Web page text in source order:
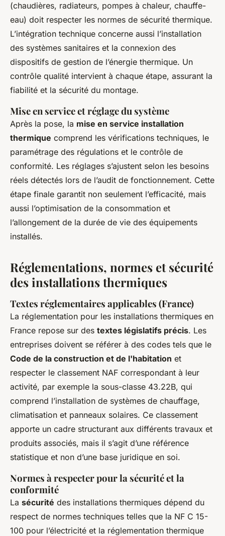
(chaudières, radiateurs, pompes à chaleur, chauffe-
eau) doit respecter les normes de sécurité thermique.
L’intégration technique concerne aussi l’installation
des systèmes sanitaires et la connexion des
dispositifs de gestion de l’énergie thermique. Un
contrôle qualité intervient à chaque étape, assurant la
fiabilité et la sécurité du montage.
Mise en service et réglage du système
Après la pose, la mise en service installation
thermique comprend les vérifications techniques, le
paramétrage des régulations et le contrôle de
conformité. Les réglages s’ajustent selon les besoins
réels détectés lors de l’audit de fonctionnement. Cette
étape finale garantit non seulement l’efficacité, mais
aussi l’optimisation de la consommation et
l’allongement de la durée de vie des équipements
installés.
Réglementations, normes et sécurité
des installations thermiques
Textes réglementaires applicables (France)
La réglementation pour les installations thermiques en
France repose sur des textes législatifs précis. Les
entreprises doivent se référer à des codes tels que le
Code de la construction et de l'habitation et
respecter le classement NAF correspondant à leur
activité, par exemple la sous-classe 43.22B, qui
comprend l’installation de systèmes de chauffage,
climatisation et panneaux solaires. Ce classement
apporte un cadre structurant aux différents travaux et
produits associés, mais il s’agit d’une référence
statistique et non d’une base juridique en soi.
Normes à respecter pour la sécurité et la
conformité
La sécurité des installations thermiques dépend du
respect de normes techniques telles que la NF C 15-
100 pour l’électricité et la réglementation thermique